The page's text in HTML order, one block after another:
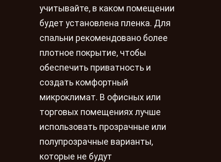
учитывайте, в каком помещении
будет установлена пленка. Для
спальни рекомендовано более
плотное покрытие, чтобы
обеспечить приватность и
создать комфортный
микроклимат. В офисных или
торговых помещениях лучше
использовать прозрачные или
полупрозрачные варианты,
которые не будут